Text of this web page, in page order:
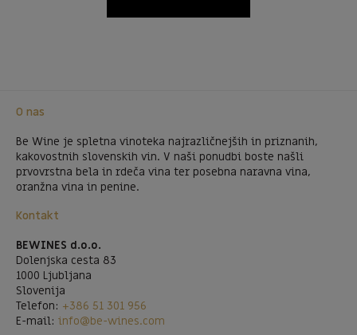
O nas
Be Wine je spletna vinoteka najrazličnejših in priznanih,
kakovostnih slovenskih vin. V naši ponudbi boste našli
prvovrstna bela in rdeča vina ter posebna naravna vina,
oranžna vina in penine.
Kontakt
BEWINES d.o.o.
Dolenjska cesta 83
1000 Ljubljana
Slovenija
Telefon: +386 51 301 956
E-mail: info@be-wines.com